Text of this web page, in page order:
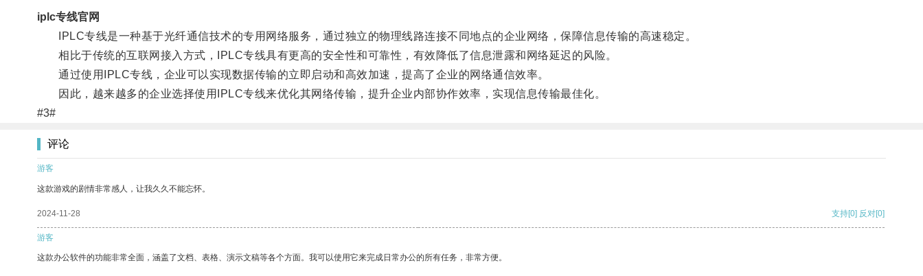
iplc专线官网
IPLC专线是一种基于光纤通信技术的专用网络服务，通过独立的物理线路连接不同地点的企业网络，保障信息传输的高速稳定。
相比于传统的互联网接入方式，IPLC专线具有更高的安全性和可靠性，有效降低了信息泄露和网络延迟的风险。
通过使用IPLC专线，企业可以实现数据传输的立即启动和高效加速，提高了企业的网络通信效率。
因此，越来越多的企业选择使用IPLC专线来优化其网络传输，提升企业内部协作效率，实现信息传输最佳化。
#3#
评论
游客
这款游戏的剧情非常感人，让我久久不能忘怀。
2024-11-28 支持[0] 反对[0]
游客
这款办公软件的功能非常全面，涵盖了文档、表格、演示文稿等各个方面。我可以使用它来完成日常办公的所有任务，非常方便。